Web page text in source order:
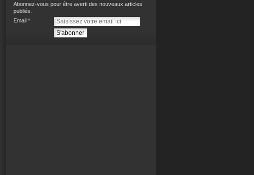
Abonnez-vous pour être averti des nouveaux articles
publiés.
Email